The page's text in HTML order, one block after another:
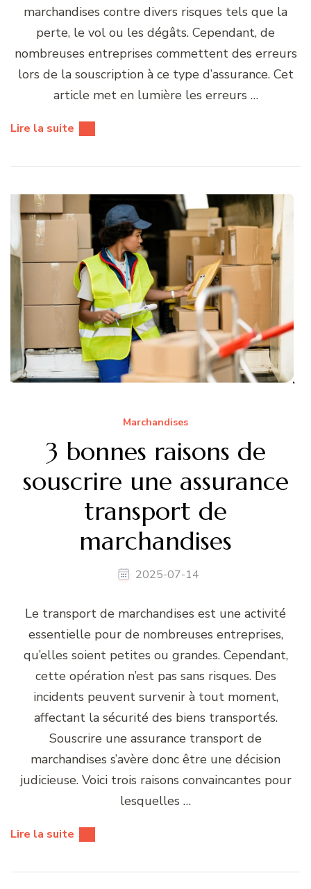
marchandises contre divers risques tels que la
perte, le vol ou les dégâts. Cependant, de
nombreuses entreprises commettent des erreurs
lors de la souscription à ce type d’assurance. Cet
article met en lumière les erreurs …
Lire la suite
Marchandises
3 bonnes raisons de
souscrire une assurance
transport de
marchandises
2025-07-14
Le transport de marchandises est une activité
essentielle pour de nombreuses entreprises,
qu’elles soient petites ou grandes. Cependant,
cette opération n’est pas sans risques. Des
incidents peuvent survenir à tout moment,
affectant la sécurité des biens transportés.
Souscrire une assurance transport de
marchandises s’avère donc être une décision
judicieuse. Voici trois raisons convaincantes pour
lesquelles …
Lire la suite